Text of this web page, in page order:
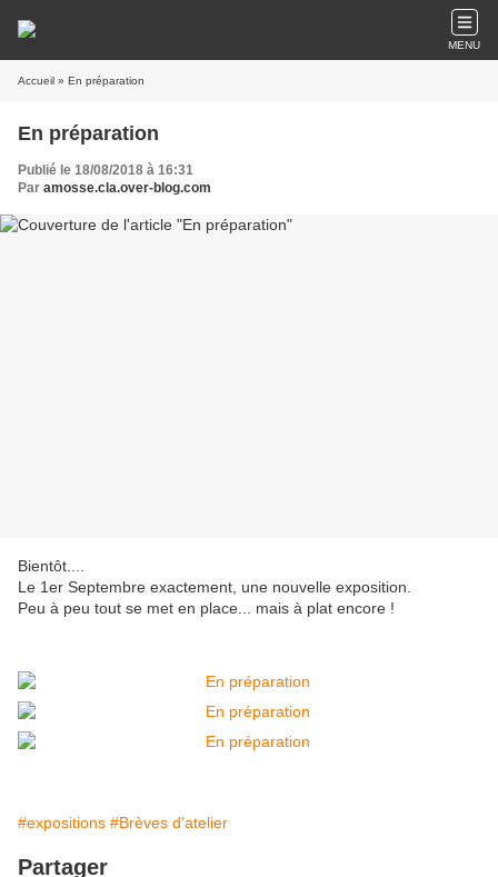
MENU
Accueil » En préparation
En préparation
Publié le 18/08/2018 à 16:31
Par amosse.cla.over-blog.com
Bientôt....
Le 1er Septembre exactement, une nouvelle exposition.
Peu à peu tout se met en place... mais à plat encore !
#expositions #Brèves d'atelier
Partager